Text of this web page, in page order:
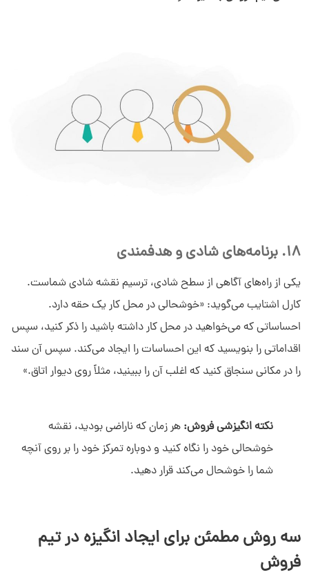
18. برنامه‌های شادی و هدفمندی
یکی از راه‌های آگاهی از سطح شادی، ترسیم نقشه شادی شماست.
کارل اشتایب می‌گوید: «خوشحالی در محل کار یک حقه دارد.
احساساتی که می‌خواهید در محل کار داشته باشید را ذکر کنید، سپس
اقداماتی را بنویسید که این احساسات را ایجاد می‌کند. سپس آن سند
را در مکانی سنجاق کنید که اغلب آن را ببینید، مثلاً روی دیوار اتاق.»
نکته انگیزشی فروش: هر زمان که ناراضی بودید، نقشه
خوشحالی خود را نگاه کنید و دوباره تمرکز خود را بر روی آنچه
شما را خوشحال می‌کند قرار دهید.
سه روش مطمئن برای ایجاد انگیزه در تیم
فروش